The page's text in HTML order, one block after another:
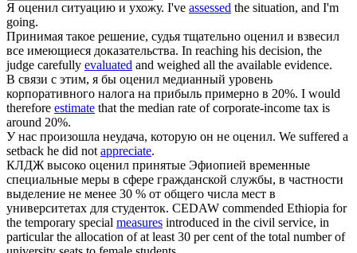
Я оценил ситуацию и ухожу. I've assessed the situation, and I'm
going.
Принимая такое решение, судья тщательно оценил и взвесил
все имеющиеся доказательства. In reaching his decision, the
judge carefully evaluated and weighed all the available evidence.
В связи с этим, я бы оценил медианный уровень
корпоративного налога на прибыль примерно в 20%. I would
therefore estimate that the median rate of corporate-income tax is
around 20%.
У нас произошла неудача, которую он не оценил. We suffered a
setback he did notappreciate.
КЛДЖ высоко оценил принятые Эфиопией временные
специальные меры в сфере гражданской службы, в частности
выделение не менее 30 % от общего числа мест в
университетах для студенток. CEDAW commended Ethiopia for
the temporary special measures introduced in the civil service, in
particular the allocation of at least 30 per cent of the total number of